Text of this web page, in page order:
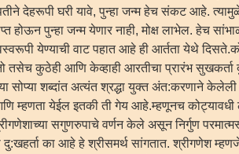
देहरूपी घरी यावे, पुन्हा जन्म हेच संकट आहे.
होऊन पुन्हा जन्म येणार नाही, मोक्ष लाभेल. हेच
येण्याची वाट पहात आहे ही आर्तता येथे
कुठेही आणि केव्हाही आरतीचा प्रारंभ सुखकर्ता
सोप्या शब्दांत अत्यंत श्रद्धा युक्त अंत:करणाने
म्हणता येईल इतकी ती गेय आहे.म्हणूनच कोट्यावधी
सगुणरुपाचे वर्णन केले असून निर्गुण
का आहे हे श्रीसमर्थ सांगतात. श्रीगणेश म्हणजे